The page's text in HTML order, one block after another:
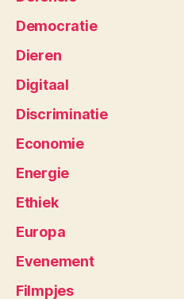
Democratie
Dieren
Digitaal
Discriminatie
Economie
Energie
Ethiek
Europa
Evenement
Filmpjes